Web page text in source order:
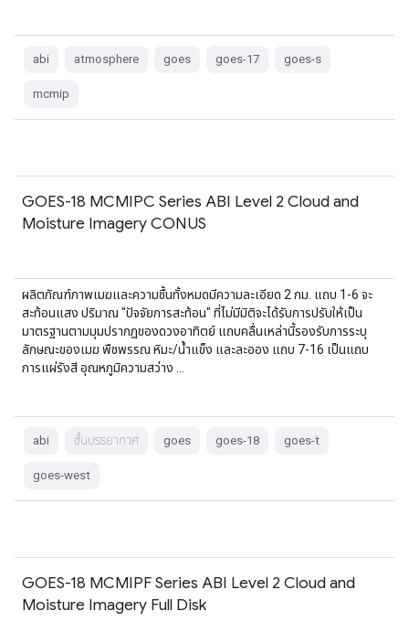
abi atmosphere goes goes-17 goes-s
mcmip
GOES-18 MCMIPC Series ABI Level 2 Cloud and
Moisture Imagery CONUS
ผลิตภัณฑ์ภาพเมฆและความชื้นทั้งหมดมีความละเอียด 2 กม. แถบ 1-6 จะ
สะท้อนแสง ปริมาณ "ปัจจัยการสะท้อน" ที่ไม่มีมิติจะได้รับการปรับให้เป็น
มาตรฐานตามมุมปรากฏของดวงอาทิตย์ แถบคลื่นเหล่านี้รองรับการระบุ
ลักษณะของเมฆ พืชพรรณ หิมะ/น้ำแข็ง และละออง แถบ 7-16 เป็นแถบ
การแผ่รังสี อุณหภูมิความสว่าง …
abi ชั้นบรรยากาศ goes goes-18 goes-t
goes-west
GOES-18 MCMIPF Series ABI Level 2 Cloud and
Moisture Imagery Full Disk